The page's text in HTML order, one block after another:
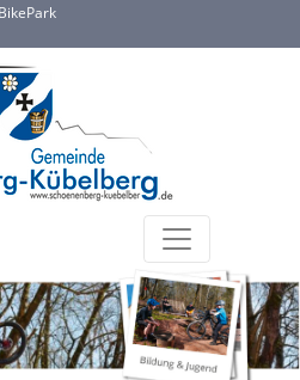
BikePark